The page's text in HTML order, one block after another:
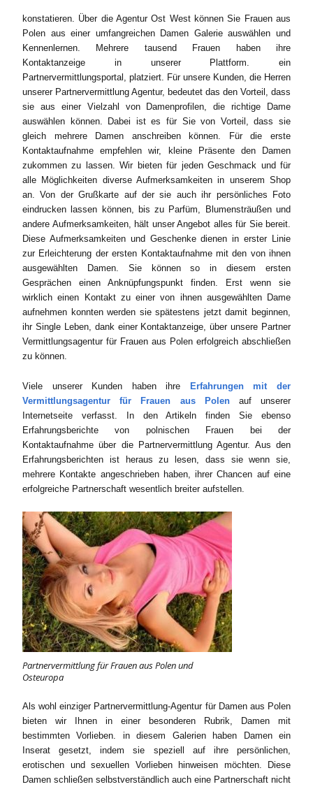
konstatieren. Über die Agentur Ost West können Sie Frauen aus
Polen aus einer umfangreichen Damen Galerie auswählen und
Kennenlernen. Mehrere tausend Frauen haben ihre
Kontaktanzeige in unserer Plattform. ein
Partnervermittlungsportal, platziert. Für unsere Kunden, die Herren
unserer Partnervermittlung Agentur, bedeutet das den Vorteil, dass
sie aus einer Vielzahl von Damenprofilen, die richtige Dame
auswählen können. Dabei ist es für Sie von Vorteil, dass sie
gleich mehrere Damen anschreiben können. Für die erste
Kontaktaufnahme empfehlen wir, kleine Präsente den Damen
zukommen zu lassen. Wir bieten für jeden Geschmack und für
alle Möglichkeiten diverse Aufmerksamkeiten in unserem Shop
an. Von der Grußkarte auf der sie auch ihr persönliches Foto
eindrucken lassen können, bis zu Parfüm, Blumensträußen und
andere Aufmerksamkeiten, hält unser Angebot alles für Sie bereit.
Diese Aufmerksamkeiten und Geschenke dienen in erster Linie
zur Erleichterung der ersten Kontaktaufnahme mit den von ihnen
ausgewählten Damen. Sie können so in diesem ersten
Gesprächen einen Anknüpfungspunkt finden. Erst wenn sie
wirklich einen Kontakt zu einer von ihnen ausgewählten Dame
aufnehmen konnten werden sie spätestens jetzt damit beginnen,
ihr Single Leben, dank einer Kontaktanzeige, über unsere Partner
Vermittlungsagentur für Frauen aus Polen erfolgreich abschließen
zu können.
Viele unserer Kunden haben ihre
Erfahrungen mit der
Vermittlungsagentur für Frauen aus Polenauf unserer
Internetseite verfasst. In den Artikeln finden Sie ebenso
Erfahrungsberichte von polnischen Frauen bei der
Kontaktaufnahme über die Partnervermittlung Agentur. Aus den
Erfahrungsberichten ist heraus zu lesen, dass sie wenn sie,
mehrere Kontakte angeschrieben haben, ihrer Chancen auf eine
erfolgreiche Partnerschaft wesentlich breiter aufstellen.
Partnervermittlung für Frauen aus Polen und
Osteuropa
Als wohl einziger Partnervermittlung-Agentur für Damen aus Polen
bieten wir Ihnen in einer besonderen Rubrik, Damen mit
bestimmten Vorlieben. in diesem Galerien haben Damen ein
Inserat gesetzt, indem sie speziell auf ihre persönlichen,
erotischen und sexuellen Vorlieben hinweisen möchten. Diese
Damen schließen selbstverständlich auch eine Partnerschaft nicht